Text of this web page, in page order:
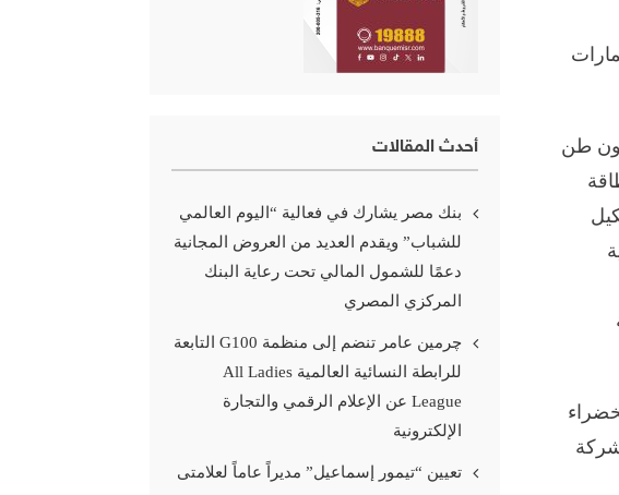
سنوياً باستثمارات
أن الإنتاج الحالي من البتروكيماويات بلغ نحو 4.3 مليون طن
تأسيس شركة
أحدث المقالات
بنك مصر يشارك في فعالية “اليوم العالمي
للشباب” ويقدم العديد من العروض المجانية
دعمًا للشمول المالي تحت رعاية البنك
المركزي المصري
چرمين عامر تنضم إلى منظمة G100 التابعة
للرابطة النسائية العالمية All Ladies
League عن الإعلام الرقمي والتجارة
الإلكترونية
تعيين “تيمور إسماعيل” مديراً عاماً لعلامتى